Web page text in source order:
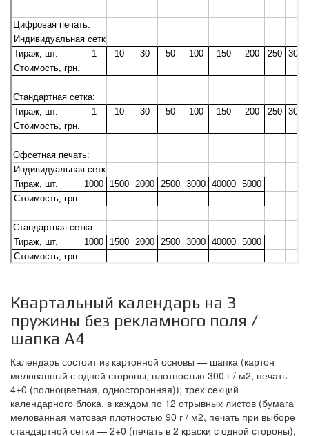
Квартальный календарь на 3
пружины без рекламного поля /
шапка А4
Календарь состоит из картонной основы — шапка (картон
мелованный с одной стороны, плотностью 300 г / м2, печать
4+0 (полноцветная, односторонняя)); трех секций
календарного блока, в каждом по 12 отрывных листов (бумага
мелованная матовая плотностью 90 г / м2, печать при выборе
стандартной сетки — 2+0 (печать в 2 краски с одной стороны),